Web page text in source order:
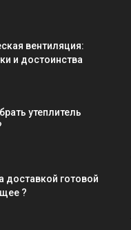
вентиляция:
и достоинства
утеплитель
доставкой готовой
?